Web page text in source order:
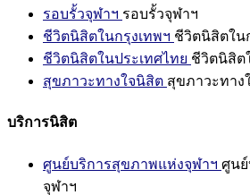
รอบรั้วจุฬาฯ รอบรั้วจุฬาฯ
ชีวิตนิสิตในกรุงเทพฯ ชีวิตนิสิตใน
ชีวิตนิสิตในประเทศไทย ชีวิตนิสิต
สุขภาวะทางใจนิสิต สุขภาวะทาง
บริการนิสิต
ศูนย์บริการสุขภาพแห่งจุฬาฯ ศูน
จุฬาฯ